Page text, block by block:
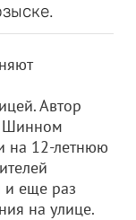
Автор
Шинном
на 12-летнюю
и еще раз
на улице.